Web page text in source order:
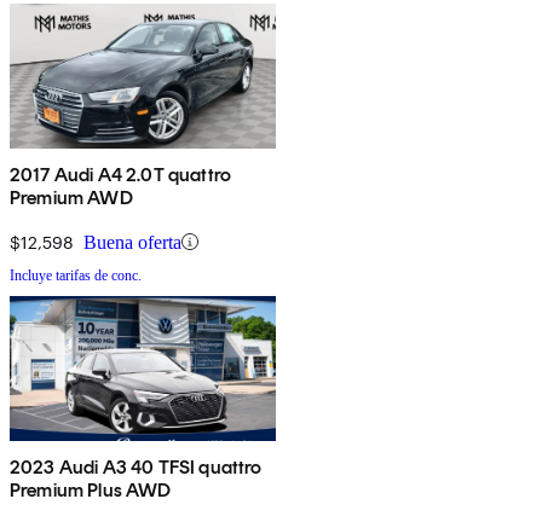
2017 Audi A4 2.0T quattro
Premium AWD
$12,598 Buena oferta
Incluye tarifas de conc.
2023 Audi A3 40 TFSI quattro
Premium Plus AWD